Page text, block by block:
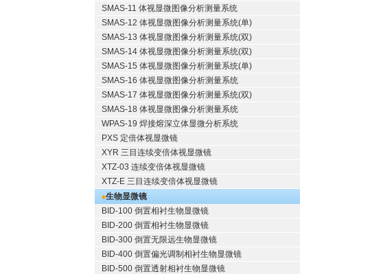
SMAS-11 体视显微图像分析测量系统
SMAS-12 体视显微图像分析测量系统(单)
SMAS-13 体视显微图像分析测量系统(双)
SMAS-14 体视显微图像分析测量系统(双)
SMAS-15 体视显微图像分析测量系统(单)
SMAS-16 体视显微图像分析测量系统
SMAS-17 体视显微图像分析测量系统(双)
SMAS-18 体视显微图像分析测量系统
WPAS-19 焊接熔深立体显微分析系统
PXS 定倍体视显微镜
XYR 三目连续变倍体视显微镜
XTZ-03 连续变倍体视显微镜
XTZ-E 三目连续变倍体视显微镜
生物显微镜
BID-100 倒置相衬生物显微镜
BID-200 倒置相衬生物显微镜
BID-300 倒置无限远生物显微镜
BID-400 倒置偏光调制相衬生物显微镜
BID-500 倒置透射相衬生物显微镜